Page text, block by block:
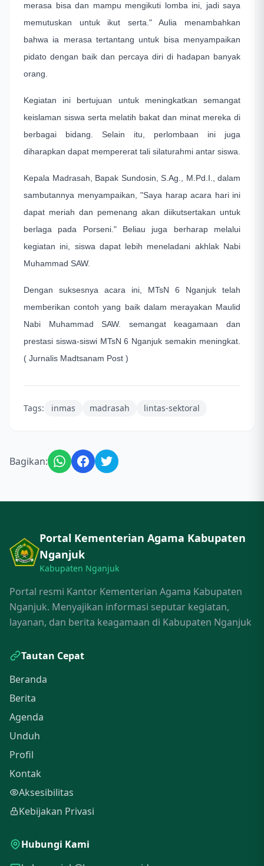
merasa bisa dan mampu mengikuti lomba ini, jadi saya
memutuskan untuk ikut serta." Aulia menambahkan
bahwa ia merasa tertantang untuk bisa menyampaikan
pidato dengan baik dan percaya diri di hadapan banyak
orang.
Kegiatan ini bertujuan untuk meningkatkan semangat
keislaman siswa serta melatih bakat dan minat mereka di
berbagai bidang. Selain itu, perlombaan ini juga
diharapkan dapat mempererat tali silaturahmi antar siswa.
Kepala Madrasah, Bapak Sundosin, S.Ag., M.Pd.I., dalam
sambutannya menyampaikan, "Saya harap acara hari ini
dapat meriah dan pemenang akan diikutsertakan untuk
berlaga pada Porseni." Beliau juga berharap melalui
kegiatan ini, siswa dapat lebih meneladani akhlak Nabi
Muhammad SAW.
Dengan suksesnya acara ini, MTsN 6 Nganjuk telah
memberikan contoh yang baik dalam merayakan Maulid
Nabi Muhammad SAW. semangat keagamaan dan
prestasi siswa-siswi MTsN 6 Nganjuk semakin meningkat.
( Jurnalis Madtsanam Post )
Tags: inmas madrasah lintas-sektoral
Bagikan:
Portal Kementerian Agama Kabupaten
Nganjuk
Kabupaten Nganjuk
Portal resmi Kantor Kementerian Agama Kabupaten
Nganjuk. Menyajikan informasi seputar kegiatan,
layanan, dan berita keagamaan di Kabupaten Nganjuk
Tautan Cepat
Beranda
Berita
Agenda
Unduh
Profil
Kontak
Aksesibilitas
Kebijakan Privasi
Hubungi Kami